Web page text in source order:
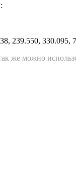
239.550, 330.095,
же можно